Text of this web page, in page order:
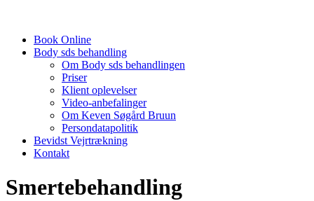
Book Online
Body sds behandling
Om Body sds behandlingen
Priser
Klient oplevelser
Video-anbefalinger
Om Keven Søgård Bruun
Persondatapolitik
Bevidst Vejrtrækning
Kontakt
Smertebehandling